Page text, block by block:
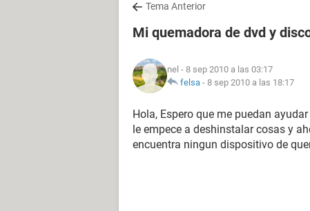
Tema Anterior
Mi quemadora de dvd y
nel - 8 sep 2010 a las 03:17
felsa - 8 sep 2010 a las 18:17
Hola, Espero que me puedan
le empece a deshinstalar cosas y
encuentra ningun dispositivo de